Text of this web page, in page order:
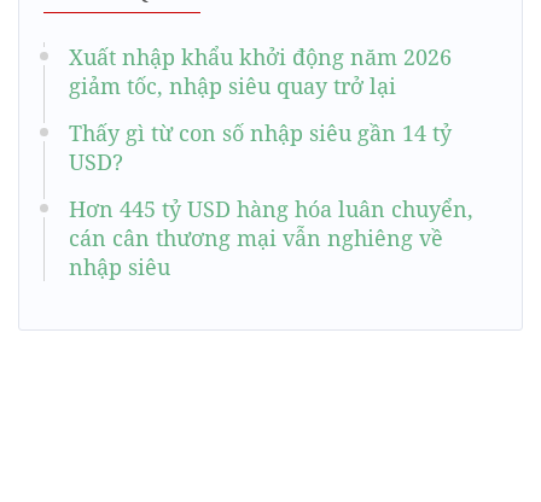
Xuất nhập khẩu khởi động năm 2026
giảm tốc, nhập siêu quay trở lại
Thấy gì từ con số nhập siêu gần 14 tỷ
USD?
Hơn 445 tỷ USD hàng hóa luân chuyển,
cán cân thương mại vẫn nghiêng về
nhập siêu